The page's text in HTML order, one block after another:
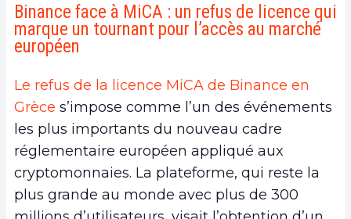
Binance face à MiCA : un refus de licence qui
marque un tournant pour l’accès au marché
européen
Le refus de la licence MiCA de Binance en
Grèce s’impose comme l’un des événements
les plus importants du nouveau cadre
réglementaire européen appliqué aux
cryptomonnaies. La plateforme, qui reste la
plus grande au monde avec plus de 300